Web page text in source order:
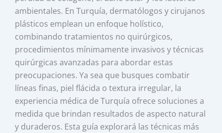
ambientales. En Turquía, dermatólogos y cirujanos
plásticos emplean un enfoque holístico,
combinando tratamientos no quirúrgicos,
procedimientos mínimamente invasivos y técnicas
quirúrgicas avanzadas para abordar estas
preocupaciones. Ya sea que busques combatir
líneas finas, piel flácida o textura irregular, la
experiencia médica de Turquía ofrece soluciones a
medida que brindan resultados de aspecto natural
y duraderos. Esta guía explorará las técnicas más